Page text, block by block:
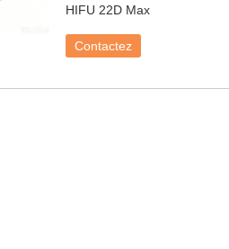
HIFU 22D Max
Contactez